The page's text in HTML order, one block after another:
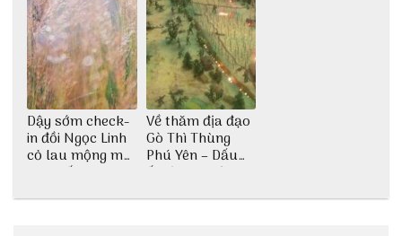
Dậy sớm check-
in đồi Ngọc Linh
cỏ lau mộng mơ
tại Huế nè bạn
Về thăm địa đạo
Gò Thì Thùng
Phú Yên – Dấu
ấn lịch sử còn